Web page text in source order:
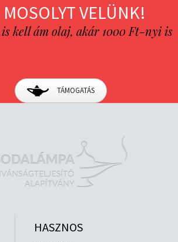
VELÜNK!
is kell ám olaj, akár 1000 Ft-nyi is
TÁMOGATÁS
HASZNOS